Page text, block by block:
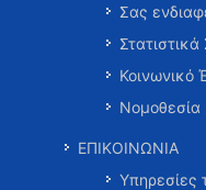
Σας
Στατιστικά
Κοινωνικό
Νομοθεσία
ΕΠΙΚΟΙΝΩΝΙΑ
Υπηρεσίες